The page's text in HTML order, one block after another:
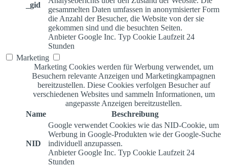
_gid
gesammelten Daten umfassen in anonymisierter Form
die Anzahl der Besucher, die Website von der sie
gekommen sind und die besuchten Seiten.
Anbieter Google Inc. Typ Cookie Laufzeit 24
Stunden
Marketing
Marketing Cookies werden für Werbung verwendet, um
Besuchern relevante Anzeigen und Marketingkampagnen
bereitzustellen. Diese Cookies verfolgen Besucher auf
verschiedenen Websites und sammeln Informationen, um
angepasste Anzeigen bereitzustellen.
Name
Beschreibung
NID
Google verwendet Cookies wie das NID-Cookie, um
Werbung in Google-Produkten wie der Google-Suche
individuell anzupassen.
Anbieter Google Inc. Typ Cookie Laufzeit 24
Stunden